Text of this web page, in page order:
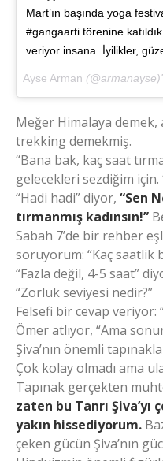
Mart’ın başında yoga
#gangaarti törenine
veriyor insana. İyilikler,
Ayse Arman
Meğer Himalaya demek,
trekking demekmiş.
“Bana bak, kaç saat
gelecekleri sezdiğim için.
“Hadi hadi” diyor, “Sen
tırmanmış kadınsın!”
Sabah 7’de bir rehber
soruyorum: “Kaç saatlik
“Fazla değil, 4-5 saat”
“Zorluk seviyesi nedir?”
Felsefi bir cevap veriyor:
Ömer atlıyor, “Ama
Şiva’nın önemli
Çok kolay olmadı ama
Tapınak gerçekten
zaten bu Tanrı
yakın hissediyorum.
çeken gücün Şiva’nın